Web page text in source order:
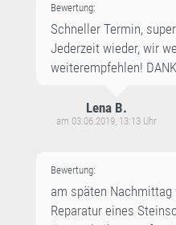
Bewertung:
Schneller Termin,
Jederzeit wieder, wir
weiterempfehlen!
Lena B.
am 03.06.2019, 13:13 Uhr
Bewertung:
am späten
Reparatur eines